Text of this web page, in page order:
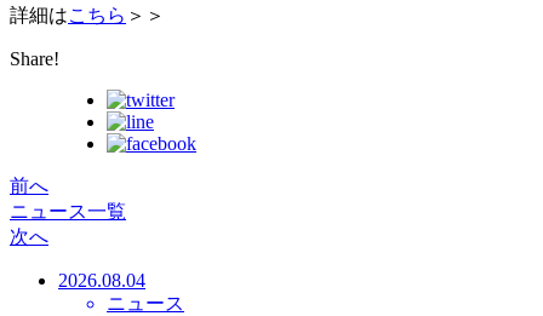
詳細はこちら ＞＞
Share!
前へ
ニュース一覧
次へ
2026.08.04
ニュース